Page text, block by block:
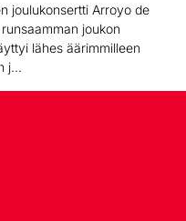
joulukonsertti Arroyo de
joukon
lähes äärimmilleen
j...